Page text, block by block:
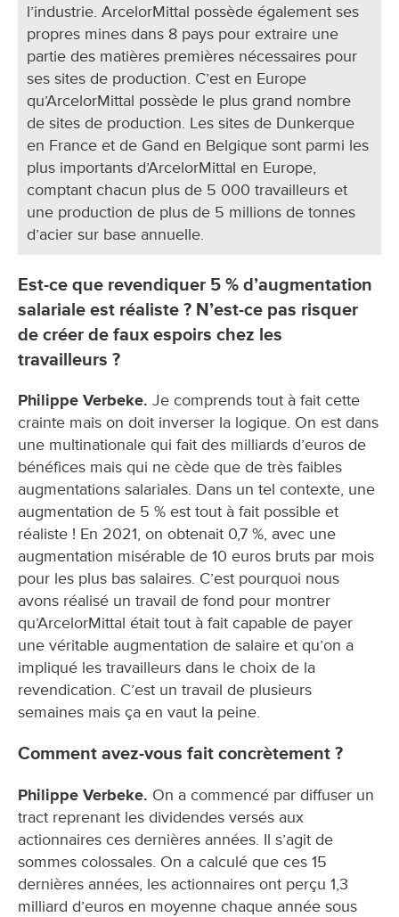
l’industrie. ArcelorMittal possède également ses
propres mines dans 8 pays pour extraire une
partie des matières premières nécessaires pour
ses sites de production. C’est en Europe
qu’ArcelorMittal possède le plus grand nombre
de sites de production. Les sites de Dunkerque
en France et de Gand en Belgique sont parmi les
plus importants d’ArcelorMittal en Europe,
comptant chacun plus de 5 000 travailleurs et
une production de plus de 5 millions de tonnes
d’acier sur base annuelle.
Est-ce que revendiquer 5 % d’augmentation
salariale est réaliste ? N’est-ce pas risquer
de créer de faux espoirs chez les
travailleurs ?
Philippe Verbeke. Je comprends tout à fait cette
crainte mais on doit inverser la logique. On est dans
une multinationale qui fait des milliards d’euros de
bénéfices mais qui ne cède que de très faibles
augmentations salariales. Dans un tel contexte, une
augmentation de 5 % est tout à fait possible et
réaliste ! En 2021, on obtenait 0,7 %, avec une
augmentation misérable de 10 euros bruts par mois
pour les plus bas salaires. C’est pourquoi nous
avons réalisé un travail de fond pour montrer
qu’ArcelorMittal était tout à fait capable de payer
une véritable augmentation de salaire et qu’on a
impliqué les travailleurs dans le choix de la
revendication. C’est un travail de plusieurs
semaines mais ça en vaut la peine.
Comment avez-vous fait concrètement ?
Philippe Verbeke. On a commencé par diffuser un
tract reprenant les dividendes versés aux
actionnaires ces dernières années. Il s’agit de
sommes colossales. On a calculé que ces 15
dernières années, les actionnaires ont perçu 1,3
milliard d’euros en moyenne chaque année sous